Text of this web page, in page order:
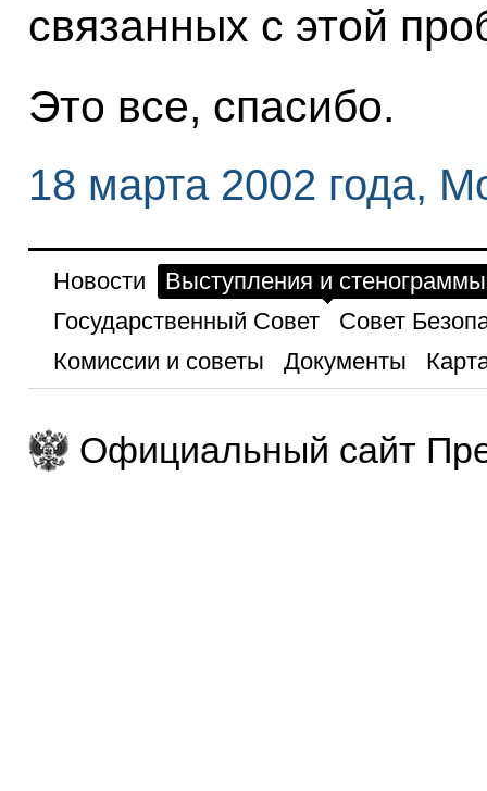
связанных с этой
Это все, спасибо.
18 марта 2002 года,
Новости
Выступления и стенограммы
Государственный Совет
Совет
Комиссии и советы
Документы
Официальный сайт